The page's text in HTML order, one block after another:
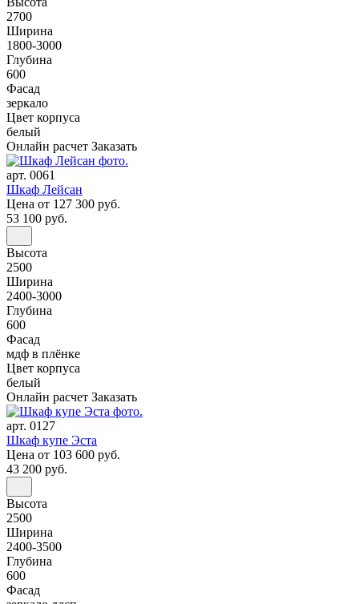
2700
Ширина
1800-3000
Глубина
600
Фасад
зеркало
Цвет корпуса
белый
Онлайн расчет Заказать
арт. 0061
Шкаф Лейсан
Цена от 127 300 руб.
53 100 руб.
Высота
2500
Ширина
2400-3000
Глубина
600
Фасад
мдф в плёнке
Цвет корпуса
белый
Онлайн расчет Заказать
арт. 0127
Шкаф купе Эста
Цена от 103 600 руб.
43 200 руб.
Высота
2500
Ширина
2400-3500
Глубина
600
Фасад